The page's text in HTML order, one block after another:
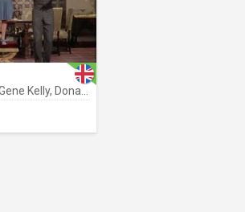
Kelly, Donald O' Connor